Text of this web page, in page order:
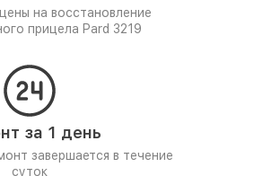
на восстановление
прицела Pard 3219
за 1 день
завершается в течение
суток